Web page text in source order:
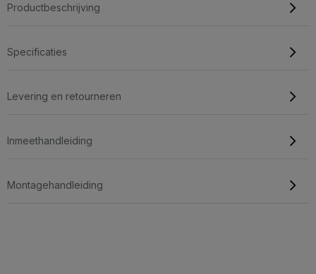
Productbeschrijving
Specificaties
Levering en retourneren
Inmeethandleiding
Montagehandleiding